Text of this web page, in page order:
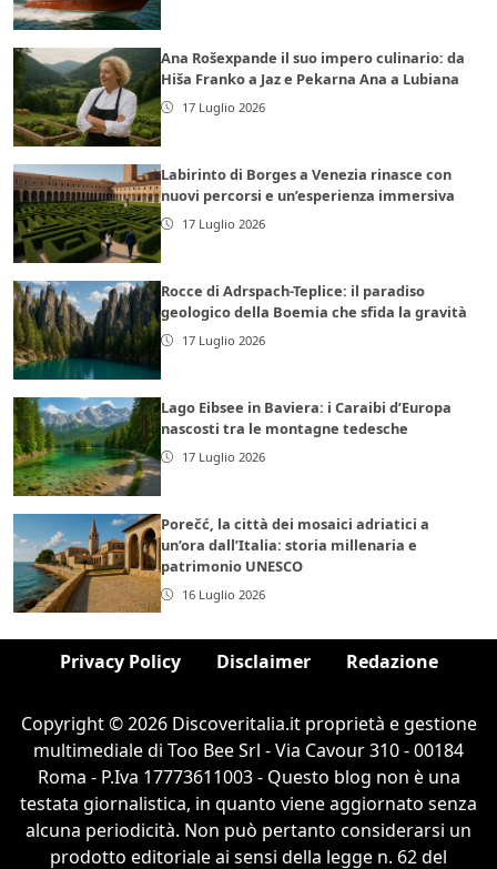
Ana Rošexpande il suo impero culinario: da
Hiša Franko a Jaz e Pekarna Ana a Lubiana
17 Luglio 2026
Labirinto di Borges a Venezia rinasce con
nuovi percorsi e un’esperienza immersiva
17 Luglio 2026
Rocce di Adrspach-Teplice: il paradiso
geologico della Boemia che sfida la gravità
17 Luglio 2026
Lago Eibsee in Baviera: i Caraibi d’Europa
nascosti tra le montagne tedesche
17 Luglio 2026
Porečć, la città dei mosaici adriatici a
un’ora dall’Italia: storia millenaria e
patrimonio UNESCO
16 Luglio 2026
Privacy Policy Disclaimer Redazione
Copyright © 2026 Discoveritalia.it proprietà e gestione
multimediale di Too Bee Srl - Via Cavour 310 - 00184
Roma - P.Iva 17773611003 - Questo blog non è una
testata giornalistica, in quanto viene aggiornato senza
alcuna periodicità. Non può pertanto considerarsi un
prodotto editoriale ai sensi della legge n. 62 del